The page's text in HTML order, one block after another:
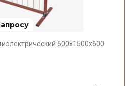
600х1500х600